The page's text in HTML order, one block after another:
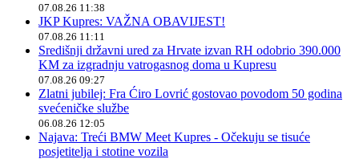
07.08.26 11:38
JKP Kupres: VAŽNA OBAVIJEST!
07.08.26 11:11
Središnji državni ured za Hrvate izvan RH odobrio 390.000
KM za izgradnju vatrogasnog doma u Kupresu
07.08.26 09:27
Zlatni jubilej: Fra Ćiro Lovrić gostovao povodom 50 godina
svećeničke službe
06.08.26 12:05
Najava: Treći BMW Meet Kupres - Očekuju se tisuće
posjetitelja i stotine vozila